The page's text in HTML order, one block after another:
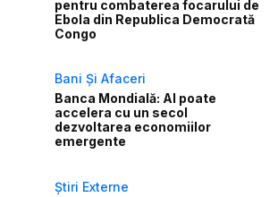
pentru combaterea focarului de
Ebola din Republica Democrată
Congo
Bani Și Afaceri
Banca Mondială: AI poate
accelera cu un secol
dezvoltarea economiilor
emergente
Știri Externe